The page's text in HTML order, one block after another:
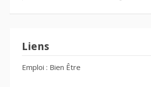
Liens
Emploi : Bien Être